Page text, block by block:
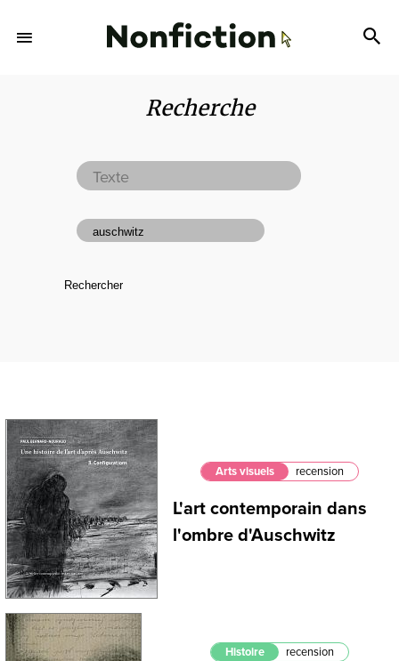
Recherche
Arts visuels recension
L'art contemporain dans
l'ombre d'Auschwitz
Histoire recension